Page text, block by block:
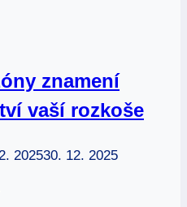
znamení
vaší rozkoše
202530. 12. 2025